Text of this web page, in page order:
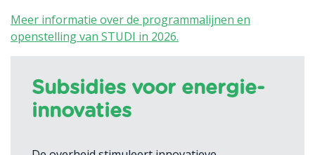
Meer informatie over de programmalijnen en
openstelling van STUDI in 2026.
Subsidies voor energie-
innovaties